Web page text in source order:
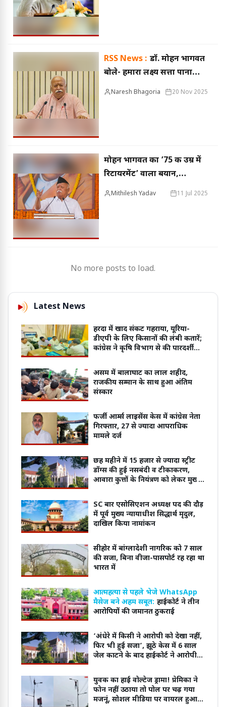
RSS News : डॉ. मोहन भागवत
बोले- हमारा लक्ष्य सत्ता पाना
नहीं, हिंदुओं को संगठित करना है
Naresh Bhagoria 20 Nov 2025
मोहन भागवत का ’75 की उम्र में
रिटायरमेंट’ वाला बयान,
राजनीति में उबाल; कांग्रेस ने PM
Mithilesh Yadav 11 Jul 2025
No more posts to load.
Latest News
हरदा में खाद संकट गहराया, यूरिया-
डीएपी के लिए किसानों की लंबी कतारें;
कांग्रेस ने कृषि विभाग से की पारदर्शी
असम में बालाघाट का लाल शहीद,
राजकीय सम्मान के साथ हुआ अंतिम
संस्कार
फर्जी आर्म्स लाइसेंस केस में कांग्रेस नेता
गिरफ्तार, 27 से ज्यादा आपराधिक
मामले दर्ज
छह महीने में 15 हजार से ज्यादा स्ट्रीट
डॉग्स की हुई नसबंदी व टीकाकरण,
आवारा कुत्तों के नियंत्रण को लेकर मुख्य
SC बार एसोसिएशन अध्यक्ष पद की दौड़
में पूर्व मुख्य न्यायाधीश सिद्धार्थ मृदुल,
दाखिल किया नामांकन
सीहोर में बांग्लादेशी नागरिक को 7 साल
की सजा, बिना वीजा-पासपोर्ट रह रहा था
भारत में
आत्महत्या से पहले भेजे WhatsApp
मैसेज बने अहम सबूत: हाईकोर्ट ने तीन
आरोपियों की जमानत ठुकराई
‘अंधेरे में किसी ने आरोपी को देखा नहीं,
फिर भी हुई सजा’, झूठे केस में 6 साल
जेल काटने के बाद हाईकोर्ट ने आरोपी
युवक का हाई वोल्टेज ड्रामा! प्रेमिका ने
फोन नहीं उठाया तो पोल पर चढ़ गया
मजनूं, सोशल मीडिया पर वायरल हुआ